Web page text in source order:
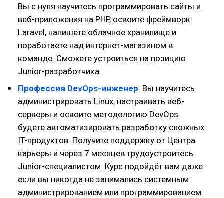
Вы с нуля научитесь программировать сайты и
веб-приложения на PHP, освоите фреймворк
Laravel, напишете облачное хранилище и
поработаете над интернет-магазином в
команде. Сможете устроиться на позицию
Junior-разработчика.
Профессия DevOps-инженер. Вы научитесь
администрировать Linux, настраивать веб-
серверы и освоите методологию DevOps:
будете автоматизировать разработку сложных
IT-продуктов. Получите поддержку от Центра
карьеры и через 7 месяцев трудоустроитесь
Junior-специалистом. Курс подойдёт вам даже
если вы никогда не занимались системным
администрированием или программированием.